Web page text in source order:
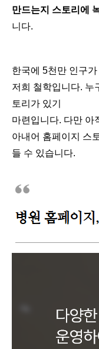
만드는지 스토리에
니다.
한국에 5천만 인구
저희 철학입니다. 누
토리가 있기
마련입니다. 다만 아
아내어 홈페이지 스
들 수 있습니다.